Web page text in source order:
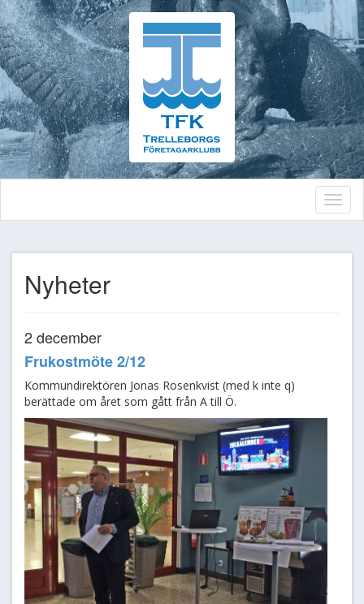
Toggle
Nyheter
2 december
Frukostmöte 2/12
Kommundirektören Jonas Rosenkvist (med k inte q)
berättade om året som gått från A till Ö.